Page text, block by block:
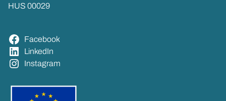
HUS 00029
Face­book
Lin­ke­dIn
Ins­ta­gram